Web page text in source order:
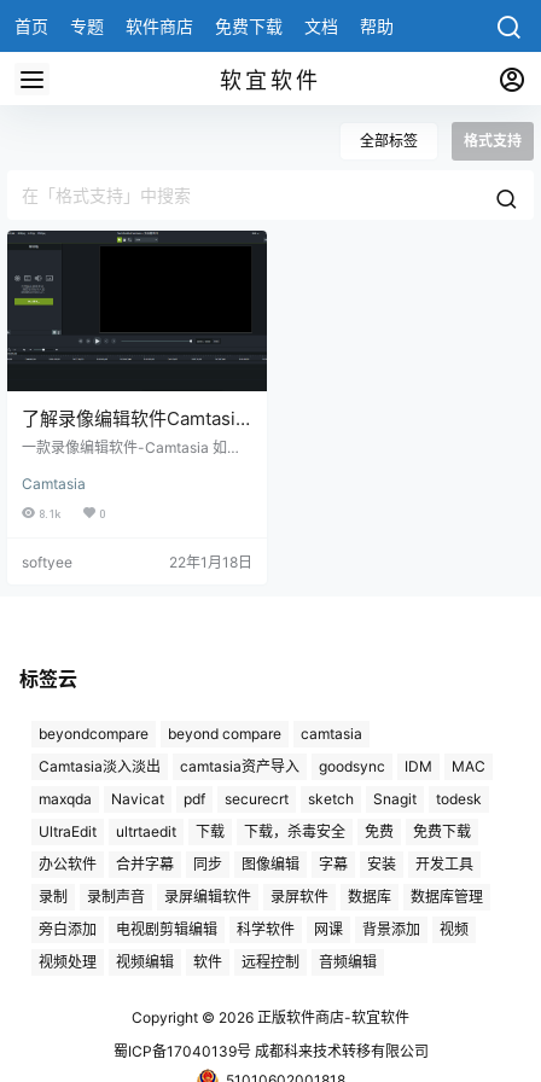
首页 专题 软件商店 免费下载 文档 帮助
软宜软件
全部标签 格式支持
了解录像编辑软件Camtasia
文件格式
一款录像编辑软件-Camtasia 如今
人走上了自媒体的道路，不管是分
享精彩的影视作品，还是自己拍摄
的编辑都离不开视频处理软件，今
声音等等，…
Camtasia
8.1k 0
softyee 22年1月18日
标签云
beyondcompare beyond compare
camtasia
Camtasia淡入淡出
camtasia资产导入 goodsync IDM
MAC
maxqda
Navicat pdf securecrt sketch Snagit
todesk
UltraEdit
ultrtaedit 下载 下载，杀毒安全 免费
免费下载
办公软件
合并字幕 同步 图像编辑 字幕 安装
开发工具
录制
录制声音 录屏编辑软件 录屏软件 数据库
数据库管理
旁白添加
电视剧剪辑编辑 科学软件 网课 背景添加
视频
视频处理
视频编辑 软件 远程控制 音频编辑
Copyright © 2026 正版软件商店-软宜软件
蜀ICP备17040139号 成都科来技术转移有限公司